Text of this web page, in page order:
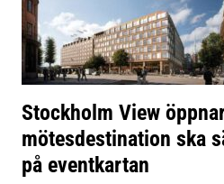
Stockholm View
mötesdestination ska
på eventkartan